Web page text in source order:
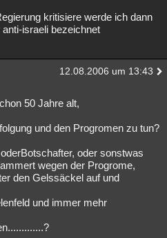
kritisiere werde ich dann
israeli bezeichnet
12.08.2006 um 13:43
50 Jahre alt,
und den Progromen zu tun?
oder sonstwas
wegen der Progrome,
den Gelssäckel auf und
und immer mehr